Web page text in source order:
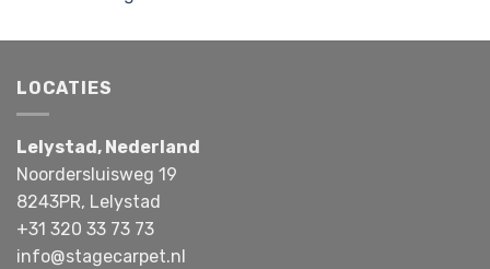
LOCATIES
Lelystad, Nederland
Noordersluisweg 19
8243PR, Lelystad
+31 320 33 73 73
info@stagecarpet.nl